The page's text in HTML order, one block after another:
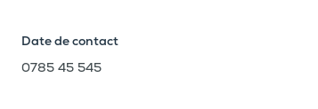
Date de contact
0785 45 545